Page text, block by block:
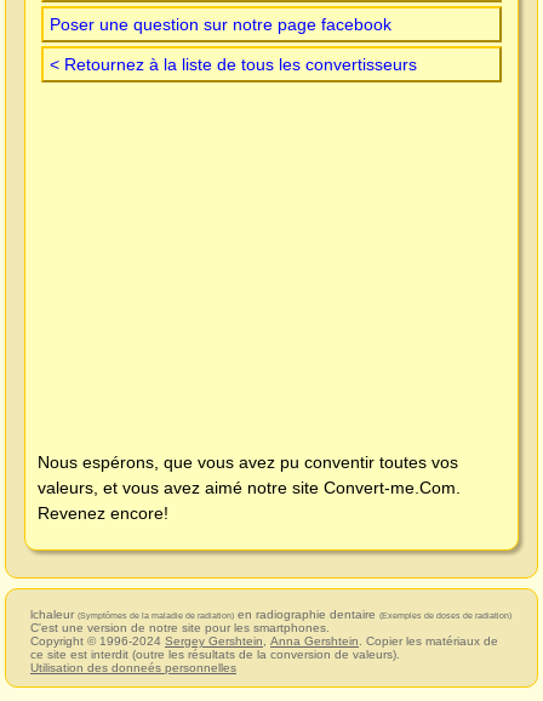
Poser une question sur notre page facebook
< Retournez à la liste de tous les convertisseurs
Nous espérons, que vous avez pu conventir toutes vos
valeurs, et vous avez aimé notre site Convert-me.Com
Revenez encore!
lchaleur (Symptômes de la maladie de radiation) en radiographie dentaire (Exemples de doses de radiation)
C'est une version de notre site pour les smartphones.
Copyright © 1996-2024 Sergey Gershtein Anna Gershtein . Copier les matériaux de
ce site est interdit (outre les résultats de la conversion de valeurs).
Utilisation des donneés personnelles